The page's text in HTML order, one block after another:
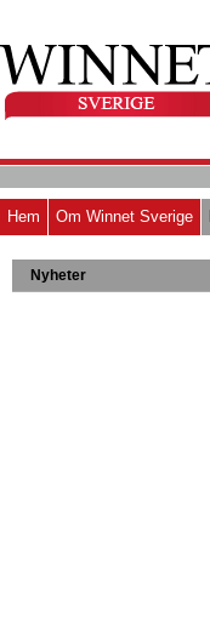
Hem Om Winnet Sverige
Nyheter